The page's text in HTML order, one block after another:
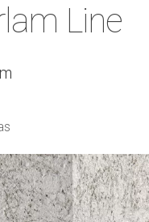
Line